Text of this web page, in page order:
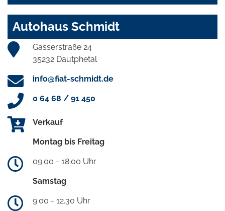
Autohaus Schmidt
Gasserstraße 24
35232 Dautphetal
info@fiat-schmidt.de
0 64 68 / 91 450
Verkauf
Montag bis Freitag
09.00 - 18.00 Uhr
Samstag
9.00 - 12.30 Uhr